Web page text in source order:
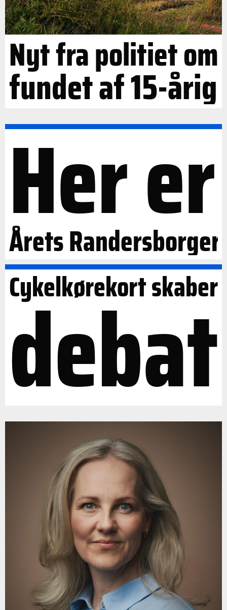
Nyt fra politiet om
fundet af 15-årig
Her er
Årets Randersborger
Cykelkørekort skaber
debat